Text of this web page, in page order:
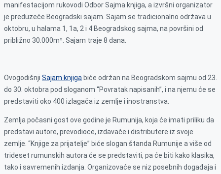
manifestacijom rukovodi Odbor Sajma knjiga, a izvršni organizator
je preduzeće Beogradski sajam. Sajam se tradicionalno održava u
oktobru, u halama 1, 1a, 2 i 4 Beogradskog sajma, na površini od
približno 30.000m². Sajam traje 8 dana.
Ovogodišnji Sajam knjiga biće održan na Beogradskom sajmu od 23.
do 30. oktobra pod sloganom “Povratak napisanih”, i na njemu će se
predstaviti oko 400 izlagača iz zemlje i inostranstva.
Zemlja počasni gost ove godine je Rumunija, koja će imati priliku da
predstavi autore, prevodioce, izdavače i distributere iz svoje
zemlje. “Knjige za prijatelje” biće slogan štanda Rumunije a više od
trideset rumunskih autora će se predstaviti, pa će biti kako klasika,
tako i savremenih izdanja. Organizovaće se niz posebnih događaja i